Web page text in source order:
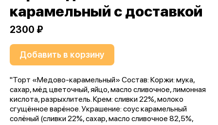
карамельный с доставкой
2300 ₽
Добавить в корзину
"Торт «Медово-карамельный» Состав: Коржи: мука,
сахар, мёд цветочный, яйцо, масло сливочное, лимонная
кислота, разрыхлитель. Крем: сливки 22%, молоко
сгущённое варёное. Украшение: соус карамельный
солёный (сливки 22%, сахар, масло сливочное 82,5%,